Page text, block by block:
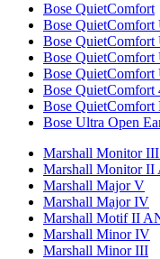
Bose QuietComfort
Bose QuietComfort
Bose QuietComfort
Bose QuietComfort
Bose QuietComfort
Bose QuietComfort
Bose QuietComfort
Bose Ultra Open
Marshall Monitor
Marshall Monitor II
Marshall Major V
Marshall Major IV
Marshall Motif II
Marshall Minor IV
Marshall Minor III